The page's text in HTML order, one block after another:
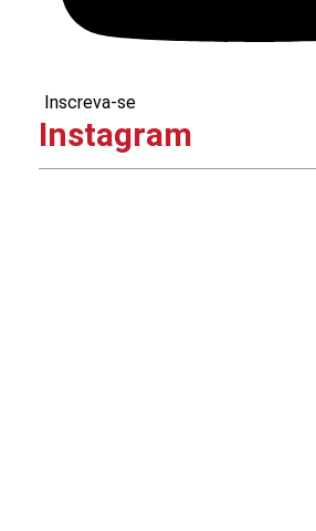
Inscreva-se
Instagram